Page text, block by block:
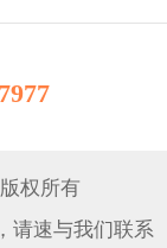
权所有
请速与我们联系